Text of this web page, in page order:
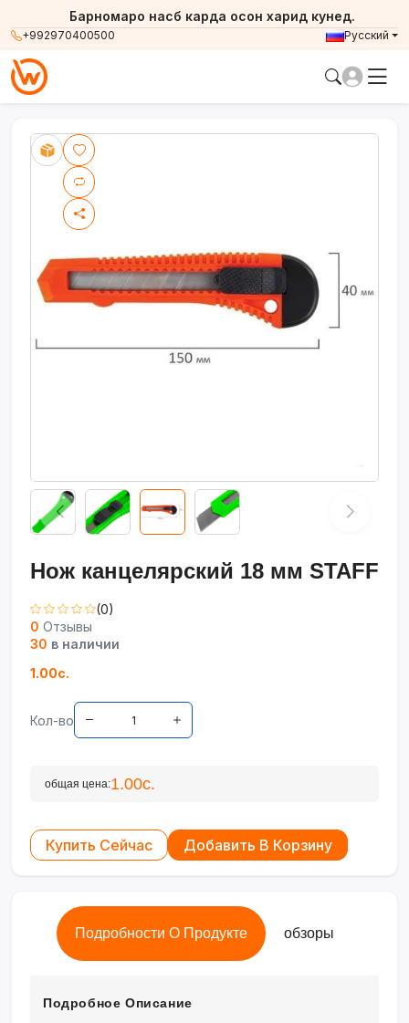
+992970400500
Барномаро насб карда осон харид кунед.
Русский
Нож канцелярский 18 мм STAFF
(0)
0 Отзывы
30 в наличии
1.00с.
Кол-во
общая цена:1.00с.
Купить Сейчас Добавить В Корзину
Подробности О Продукте обзоры
Подробное Описание